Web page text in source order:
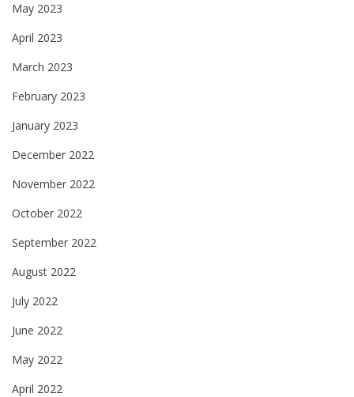
May 2023
April 2023
March 2023
February 2023
January 2023
December 2022
November 2022
October 2022
September 2022
August 2022
July 2022
June 2022
May 2022
April 2022